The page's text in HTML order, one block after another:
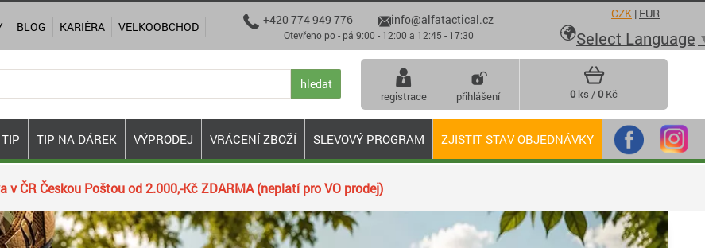
v ČR Českou Poštou od 2.000,-Kč ZDARMA (neplatí pro VO prodej)
TIP NA DÁREK VÝPRODEJ VRÁCENÍ ZBOŽÍ SLEVOVÝ PROGRAM ZJISTIT STAV OBJEDNÁVKY
hledat
registrace přihlášení 0 ks /0 Kč
BLOG KARIÉRA VELKOOBCHOD  +420 774 949 776info@alfatactical.cz
Otevřeno po - pá 9:00 - 12:00 a 12:45 - 17:30
CZK | EUR
Select Language